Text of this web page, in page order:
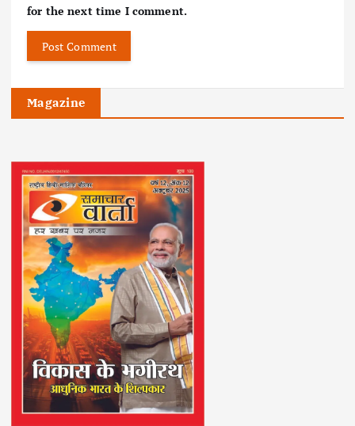
for the next time I comment.
Magazine